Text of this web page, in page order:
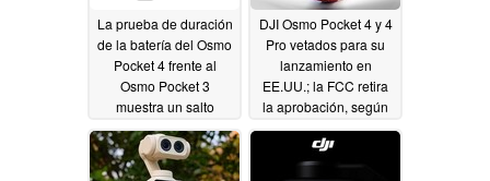
La prueba de duración
de la batería del Osmo
Pocket 4 frente al
Osmo Pocket 3
muestra un salto
masivo en los tiempos
de grabación04/19/2026
DJI Osmo Pocket 4 y 4
Pro vetados para su
lanzamiento en
EE.UU.; la FCC retira
la aprobación, según
una filtración - ¿es este
el final?04/17/2026